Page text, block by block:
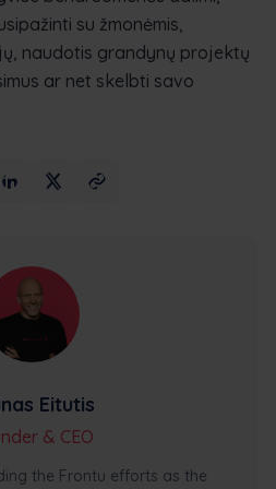
su žmonėmis,
naudotis grandynų projektų
ar net skelbti savo
Eitutis
& CEO
the Frontu efforts as the